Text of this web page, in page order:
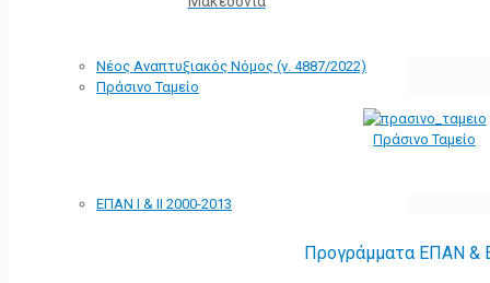
Νέος Αναπτυξιακός Νόμος (ν. 4887/2022)
Πράσινο Ταμείο
Πράσινο Ταμείο
ΕΠΑΝ Ι & ΙΙ 2000-2013
Προγράμματα ΕΠΑΝ &